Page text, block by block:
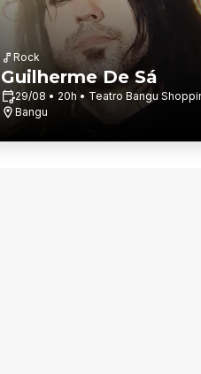
Rock
Guilherme De Sá
29/08 • 20h • Teatro Bangu
Bangu